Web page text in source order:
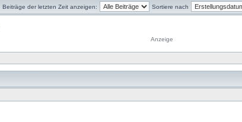
Beiträge der letzten Zeit anzeigen: Sortiere nach
Anzeige